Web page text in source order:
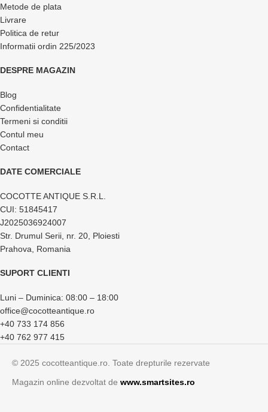
Metode de plata
Livrare
Politica de retur
Informatii ordin 225/2023
DESPRE MAGAZIN
Blog
Confidentialitate
Termeni si conditii
Contul meu
Contact
DATE COMERCIALE
COCOTTE ANTIQUE S.R.L.
CUI: 51845417
J2025036924007
Str. Drumul Serii, nr. 20, Ploiesti
Prahova, Romania
SUPORT CLIENTI
Luni – Duminica: 08:00 – 18:00
office@cocotteantique.ro
+40 733 174 856
+40 762 977 415
© 2025 cocotteantique.ro. Toate drepturile rezervate
Magazin online dezvoltat de www.smartsites.ro